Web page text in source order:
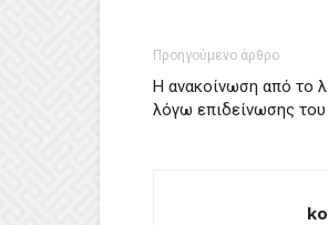
Προηγούμενο άρθρο
Η ανακοίνωση από το
λόγω επιδείνωσης του